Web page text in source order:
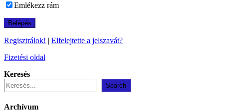
Emlékezz rám
Regisztrálok! | Elfelejtette a jelszavát?
Fizetési oldal
Keresés
Search
Archívum